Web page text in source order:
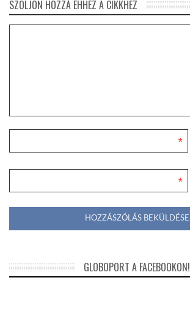
SZÓLJON HOZZÁ EHHEZ A CIKKHEZ
*
*
GLOBOPORT A FACEBOOKON!